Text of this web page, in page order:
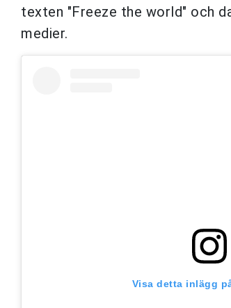
texten "Freeze the world" och
medier.
Visa detta inlägg